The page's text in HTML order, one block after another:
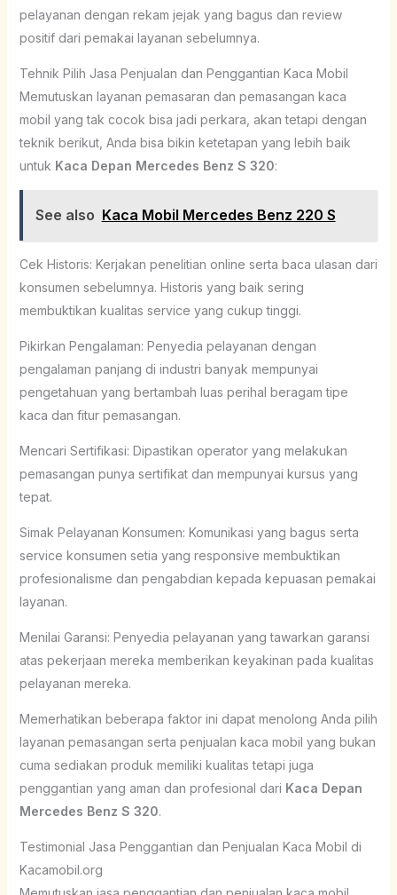
pelayanan dengan rekam jejak yang bagus dan review
positif dari pemakai layanan sebelumnya.
Tehnik Pilih Jasa Penjualan dan Penggantian Kaca Mobil
Memutuskan layanan pemasaran dan pemasangan kaca
mobil yang tak cocok bisa jadi perkara, akan tetapi dengan
teknik berikut, Anda bisa bikin ketetapan yang lebih baik
untuk Kaca Depan Mercedes Benz S 320:
See also Kaca Mobil Mercedes Benz 220 S
Cek Historis: Kerjakan penelitian online serta baca ulasan dari
konsumen sebelumnya. Historis yang baik sering
membuktikan kualitas service yang cukup tinggi.
Pikirkan Pengalaman: Penyedia pelayanan dengan
pengalaman panjang di industri banyak mempunyai
pengetahuan yang bertambah luas perihal beragam tipe
kaca dan fitur pemasangan.
Mencari Sertifikasi: Dipastikan operator yang melakukan
pemasangan punya sertifikat dan mempunyai kursus yang
tepat.
Simak Pelayanan Konsumen: Komunikasi yang bagus serta
service konsumen setia yang responsive membuktikan
profesionalisme dan pengabdian kepada kepuasan pemakai
layanan.
Menilai Garansi: Penyedia pelayanan yang tawarkan garansi
atas pekerjaan mereka memberikan keyakinan pada kualitas
pelayanan mereka.
Memerhatikan beberapa faktor ini dapat menolong Anda pilih
layanan pemasangan serta penjualan kaca mobil yang bukan
cuma sediakan produk memiliki kualitas tetapi juga
penggantian yang aman dan profesional dari Kaca Depan
Mercedes Benz S 320.
Testimonial Jasa Penggantian dan Penjualan Kaca Mobil di
Kacamobil.org